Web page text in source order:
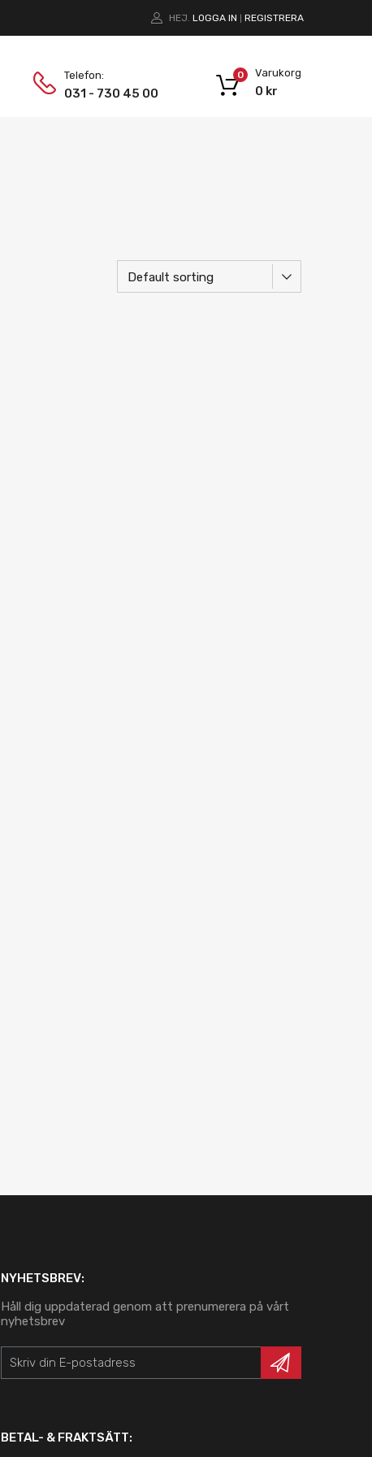
HEJ. LOGGA IN REGISTRERA
Telefon:
031 - 730 45 00
Varukorg
0 kr
0
NYHETSBREV:
Håll dig uppdaterad genom att prenumerera på vårt
nyhetsbrev
BETAL- & FRAKTSÄTT: